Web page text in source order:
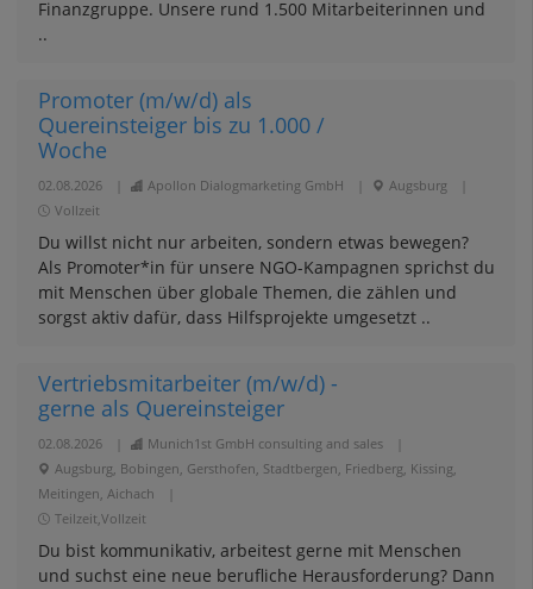
Finanzgruppe. Unsere rund 1.500 Mitarbeiterinnen und
..
Promoter (m/w/d) als
Quereinsteiger bis zu 1.000 /
Woche
02.08.2026 Apollon Dialogmarketing GmbH Augsburg
Vollzeit
Du willst nicht nur arbeiten, sondern etwas bewegen?
Als Promoter*in für unsere NGO-Kampagnen sprichst du
mit Menschen über globale Themen, die zählen und
sorgst aktiv dafür, dass Hilfsprojekte umgesetzt ..
Vertriebsmitarbeiter (m/w/d) -
gerne als Quereinsteiger
02.08.2026 Munich1st GmbH consulting and sales
Augsburg, Bobingen, Gersthofen, Stadtbergen, Friedberg, Kissing,
Meitingen, Aichach
Teilzeit,Vollzeit
Du bist kommunikativ, arbeitest gerne mit Menschen
und suchst eine neue berufliche Herausforderung? Dann